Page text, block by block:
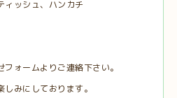
ィッシュ、ハンカチ
ォームよりご連絡下さい。
みにしております。